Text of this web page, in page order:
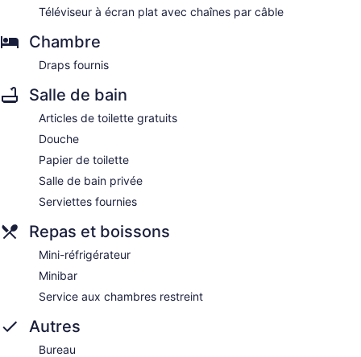
Téléviseur à écran plat avec chaînes par câble
Chambre
Draps fournis
Salle de bain
Articles de toilette gratuits
Douche
Papier de toilette
Salle de bain privée
Serviettes fournies
Repas et boissons
Mini-réfrigérateur
Minibar
Service aux chambres restreint
Autres
Bureau